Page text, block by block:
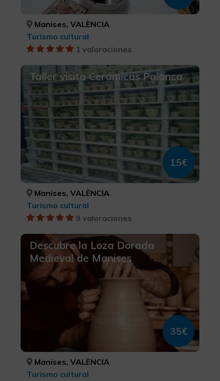
Manises, VALÈNCIA
Turismo cultural
1 valoraciones
Taller visita Cerámicas Palanca
15€
Manises, VALÈNCIA
Turismo cultural
9 valoraciones
Descubre la Loza Dorada
Medieval de Manises
35€
Manises, VALÈNCIA
Turismo cultural